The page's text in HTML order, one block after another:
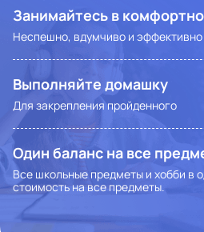
Занимайтесь в
Неспешно, вдумчиво и эффективно
Выполняйте домашку
Для закрепления пройденного
Один баланс на все
Все школьные предметы и хобби в
стоимость на все предметы.